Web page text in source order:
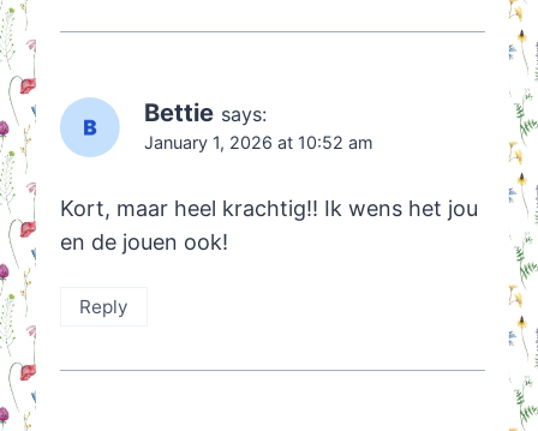
Bettie says:
January 1, 2026 at 10:52 am
Kort, maar heel krachtig!! Ik wens het jou
en de jouen ook!
Reply